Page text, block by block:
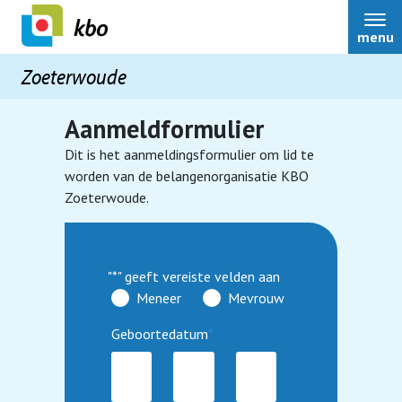
Zoeterwoude
menu
Home
Bestuur
Seniorencoalitie start petitie tegen het
Aanmeldformulier
Dit is het aanmeldingsformulier om lid te
worden van de belangenorganisatie KBO
Zoeterwoude.
"*" geeft vereiste velden aan
Meneer
Mevrouw
Geboortedatum